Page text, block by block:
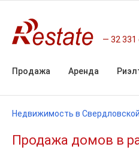
32
Продажа Аренда
Недвижимость в
Продажа домов в